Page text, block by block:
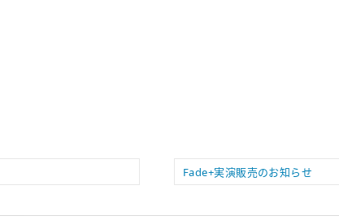
Fade+実演販売のお知らせ